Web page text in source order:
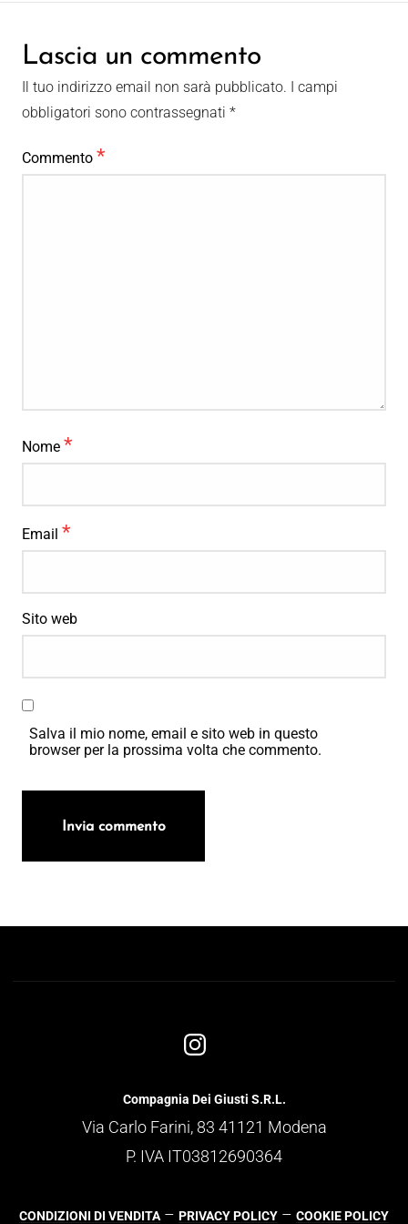
Lascia un commento
Il tuo indirizzo email non sarà pubblicato. I campi
obbligatori sono contrassegnati *
Commento *
Nome *
Email *
Sito web
Salva il mio nome, email e sito web in questo
browser per la prossima volta che commento.
Compagnia Dei Giusti S.R.L.
Via Carlo Farini, 83 41121 Modena
P. IVA IT03812690364
CONDIZIONI DI VENDITA – PRIVACY POLICY – COOKIE POLICY